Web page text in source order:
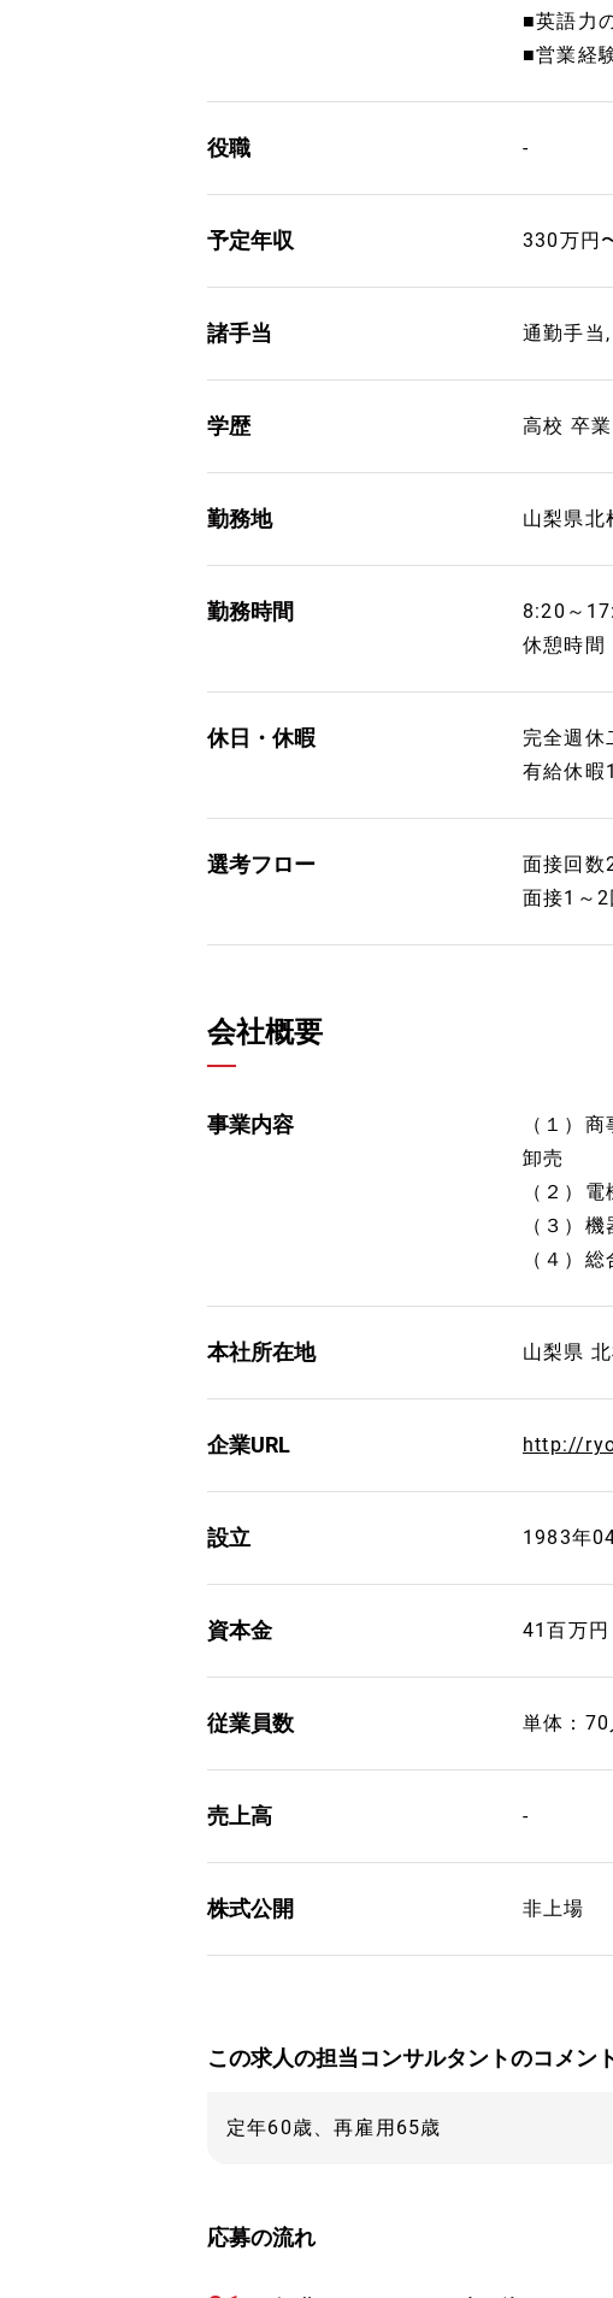
■英語力
■営業経
役職 -
予定年収 330万円
諸手当 通勤手当
学歴 高校 卒
勤務地 山梨県北
勤務時間
8:20～
休憩時間
休日・休暇
完全週休
有給休暇
選考フロー
面接回数
面接1～2
会社概要
事業内容
（１）
卸売
（２）
（３）
（４）
本社所在地 山梨県
企業URL http://
設立 1983年
資本金 41百万円
従業員数 単体：
売上高 -
株式公開 非上場
この求人の担当コンサルタントのコメン
定年60歳、再雇用65歳
応募の流れ